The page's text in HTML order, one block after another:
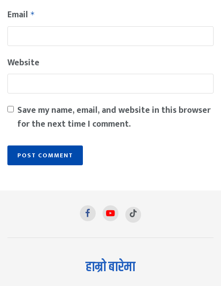
Email *
Website
Save my name, email, and website in this browser
for the next time I comment.
हाम्रो बारेमा